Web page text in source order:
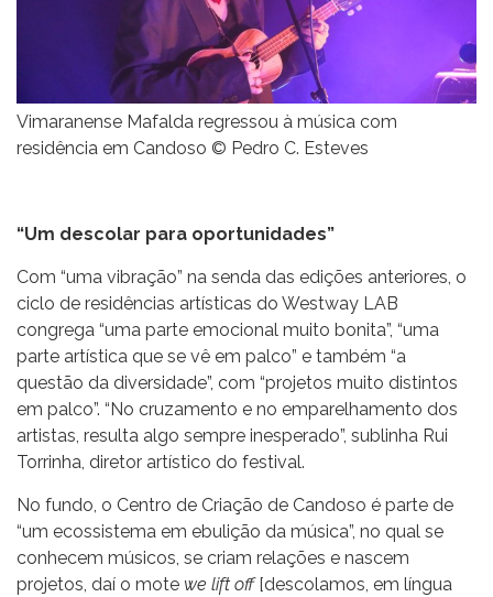
Vimaranense Mafalda regressou à música com
residência em Candoso © Pedro C. Esteves
“Um descolar para oportunidades”
Com “uma vibração” na senda das edições anteriores, o
ciclo de residências artísticas do Westway LAB
congrega “uma parte emocional muito bonita”, “uma
parte artística que se vê em palco” e também “a
questão da diversidade”, com “projetos muito distintos
em palco”. “No cruzamento e no emparelhamento dos
artistas, resulta algo sempre inesperado”, sublinha Rui
Torrinha, diretor artístico do festival.
No fundo, o Centro de Criação de Candoso é parte de
“um ecossistema em ebulição da música”, no qual se
conhecem músicos, se criam relações e nascem
projetos, daí o mote we lift off[descolamos, em língua